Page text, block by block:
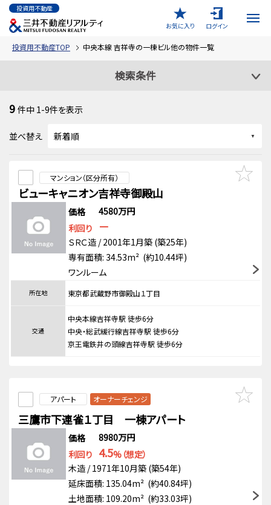
投資用不動産
お気に入り
ログイン
投資用不動産TOP 中央本線 吉祥寺の一棟ビル他の物件一覧
検索条件
9 件中 1-9件を表示
並べ替え
マンション（区分所有）
ビューキャニオン吉祥寺御殿山
価格
4580万円
利回り
－
ＳＲＣ造 / 2001年1月築 (築25年)
専有面積: 34.53m² (約10.44坪)
ワンルーム
所在地 東京都武蔵野市御殿山１丁目
交通
中央本線吉祥寺駅 徒歩6分
中央・総武緩行線吉祥寺駅 徒歩6分
京王電鉄井の頭線吉祥寺駅 徒歩6分
アパート オーナーチェンジ
三鷹市下連雀１丁目 一棟アパート
価格
8980万円
利回り 4.5%（想定）
木造 / 1971年10月築 (築54年)
延床面積: 135.04m² (約40.84坪)
土地面積: 109.20m² (約33.03坪)